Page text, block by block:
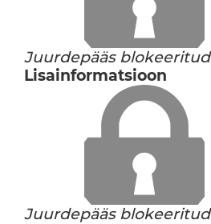
Juurdepääs blokeeritud
Lisainformatsioon
Juurdepääs blokeeritud